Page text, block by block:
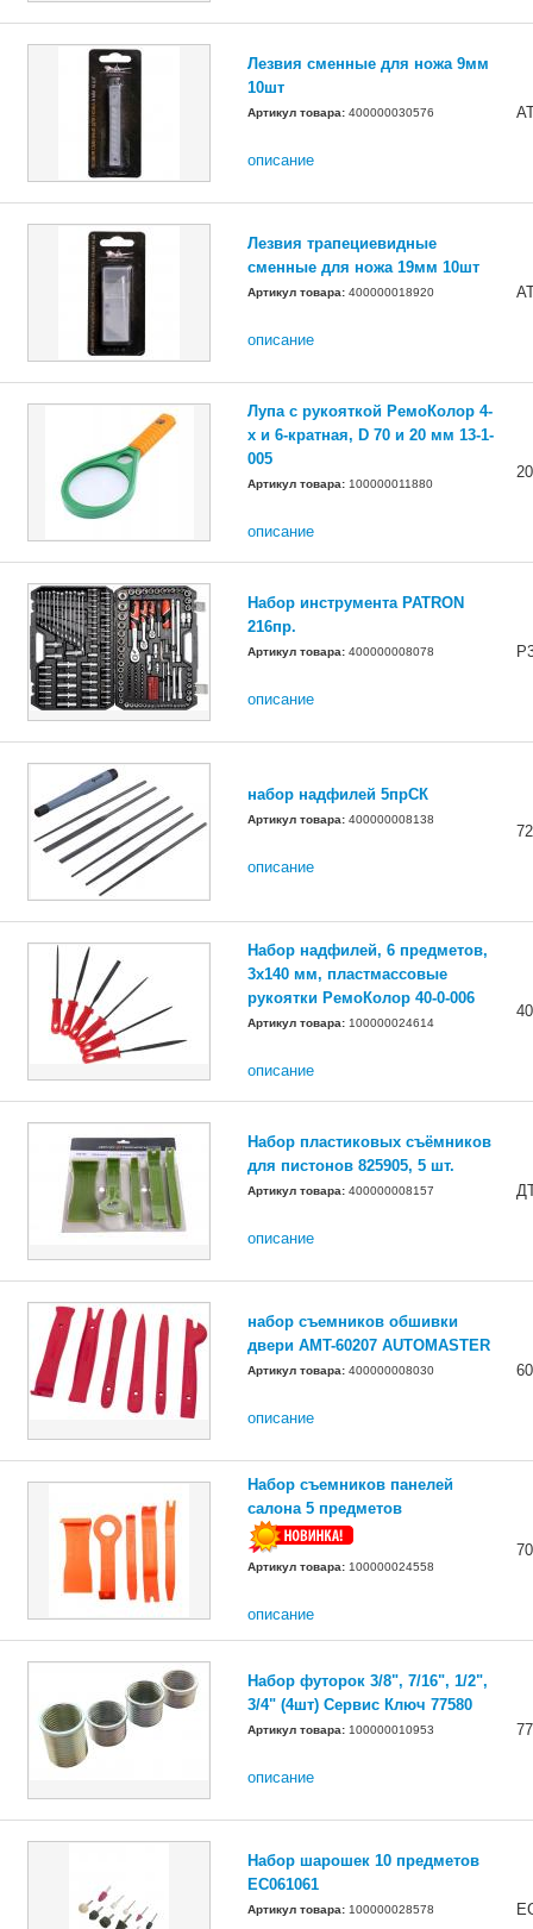
Лезвия сменные для ножа 9мм
10шт
Артикул товара: 400000030576
описание
Лезвия трапециевидные
сменные для ножа 19мм 10шт
Артикул товара: 400000018920
описание
Лупа с рукояткой РемоКолор 4-
х и 6-кратная, D 70 и 20 мм 13-1-
005
Артикул товара: 100000011880
описание
Набор инструмента PATRON
216пр.
Артикул товара: 400000008078
описание
набор надфилей 5прСК
Артикул товара: 400000008138
описание
Набор надфилей, 6 предметов,
3x140 мм, пластмассовые
рукоятки РемоКолор 40-0-006
Артикул товара: 100000024614
описание
Набор пластиковых съёмников
для пистонов 825905, 5 шт.
Артикул товара: 400000008157
описание
набор съемников обшивки
двери AMT-60207 AUTOMASTER
Артикул товара: 400000008030
описание
Набор съемников панелей
салона 5 предметов
Артикул товара: 100000024558
описание
Набор футорок 3/8", 7/16", 1/2",
3/4" (4шт) Сервис Ключ 77580
Артикул товара: 100000010953
описание
Набор шарошек 10 предметов
EC061061
Артикул товара: 100000028578